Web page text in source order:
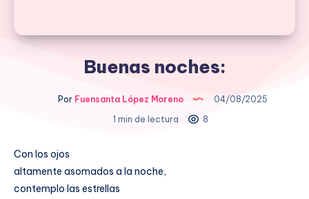
Buenas noches:
PorFuensanta López Moreno
04/08/2025
1 min de lectura
8
Con los ojos
altamente asomados a la noche,
contemplo las estrellas